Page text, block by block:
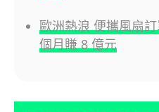
歐洲熱浪 便攜風扇
個月賺 8 億元